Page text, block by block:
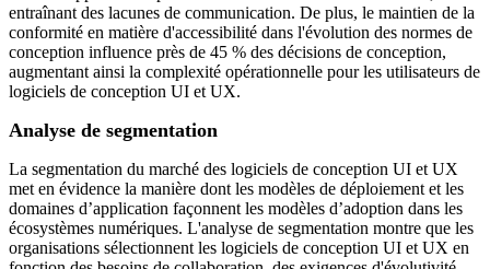
entraînant des lacunes de communication. De plus, le maintien de la
conformité en matière d'accessibilité dans l'évolution des normes de
conception influence près de 45 % des décisions de conception,
augmentant ainsi la complexité opérationnelle pour les utilisateurs de
logiciels de conception UI et UX.
Analyse de segmentation
La segmentation du marché des logiciels de conception UI et UX
met en évidence la manière dont les modèles de déploiement et les
domaines d’application façonnent les modèles d’adoption dans les
écosystèmes numériques. L'analyse de segmentation montre que les
organisations sélectionnent les logiciels de conception UI et UX en